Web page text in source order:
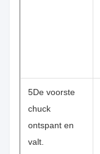
5De voorste
chuck
ontspant en
valt.